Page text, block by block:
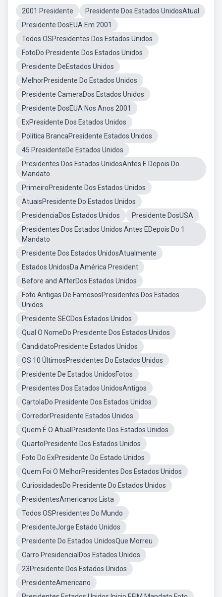
2001 Presidente
Presidente Dos Estados UnidosAtual
Presidente DosEUA Em 2001
Todos OSPresidentes Dos Estados Unidos
FotoDo Presidente Dos Estados Unidos
Presidente DeEstados Unidos
MelhorPresidente Do Estados Unidos
Presidente CameraDos Estados Unidos
Presidente DosEUA Nos Anos 2001
ExPresidente Dos Estados Unidos
Politica BrancaPresidente Estados Unidos
45 PresidenteDe Estados Unidos
Presidentes Dos Estados UnidosAntes E Depois Do
Mandato
PrimeiroPresidente Dos Estados Unidos
AtuaisPresidente Do Estados Unidos
PresidenciaDos Estados Unidos
Presidente DosUSA
Presidentes Dos Estados Unidos Antes EDepois Do 1
Mandato
Presidente Dos Estados UnidosAtualmente
Estados UnidosDa América President
Before and AfterDos Estados Unidos
Foto Antigas De FamososPresidentes Dos Estados
Unidos
Presidente SECDos Estados Unidos
Qual O NomeDo Presidente Dos Estados Unidos
CandidatoPresidente Estados Unidos
OS 10 ÚltimosPresidentes Do Estados Unidos
Presidente De Estados UnidosFotos
Presidentes Dos Estados UnidosAntigos
CartolaDo Presidente Dos Estados Unidos
CorredorPresidente Estados Unidos
Quem É O AtualPresidente Dos Estados Unidos
QuartoPresidente Dos Estados Unidos
Foto Do ExPresidente Do Estado Unidos
Quem Foi O MelhorPresidentes Dos Estados Unidos
CuriosidadesDo Presidente Do Estados Unidos
PresidentesAmericanos Lista
Todos OSPresidentes Do Mundo
PresidenteJorge Estado Unidos
Presidente Do Estados UnidosQue Morreu
Carro PresidencialDos Estados Unidos
23Presidente Dos Estados Unidos
PresidenteAmericano